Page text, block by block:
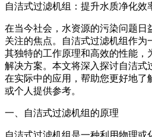
自洁式过滤机组：提升水质净化效
在当今社会，水资源的污染问题日
关注的焦点。自洁式过滤机组作为
其独特的工作原理和高效的性能，
解决方案。本文将深入探讨自洁式
在实际中的应用，帮助您更好地了
或个人提供参考。
一、自洁式过滤机组的原理
自洁式过滤机组是一种利用物理